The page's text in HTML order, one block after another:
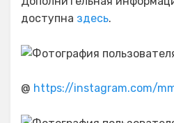
доступна здесь.
@ https://instagram.com/